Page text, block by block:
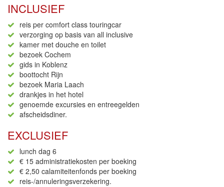
INCLUSIEF
reis per comfort class touringcar
verzorging op basis van all inclusive
kamer met douche en toilet
bezoek Cochem
gids in Koblenz
boottocht Rijn
bezoek Maria Laach
drankjes in het hotel
genoemde excursies en entreegelden
afscheidsdiner.
EXCLUSIEF
lunch dag 6
€ 15 administratiekosten per boeking
€ 2,50 calamiteitenfonds per boeking
reis-/annuleringsverzekering.